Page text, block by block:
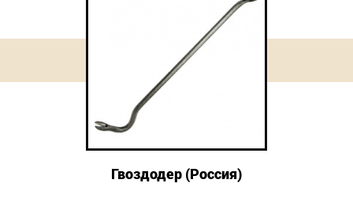
Гвоздодер (Россия)